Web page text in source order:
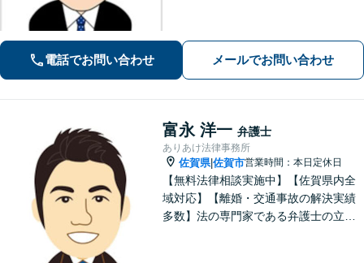
います。早期解決には、早めのご相談
が肝要です。
電話でお問い合わせ メールでお問い合わせ
富永 洋一 弁護士
ありあけ法律事務所
佐賀県|佐賀市営業時間：本日定休日
【無料法律相談実施中】【佐賀県内全
域対応】【離婚・交通事故の解決実績
多数】法の専門家である弁護士の立場